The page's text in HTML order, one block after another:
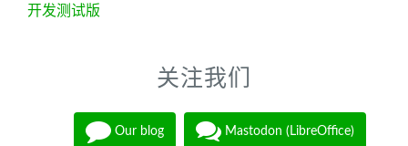
开发测试版
关注我们
Our blog Mastodon (LibreOffice)